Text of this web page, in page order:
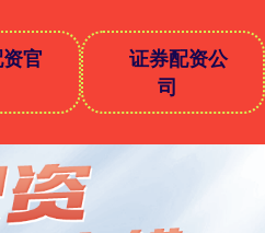
官
证券配资公
司